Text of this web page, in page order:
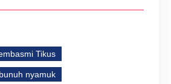
Tikus
nyamuk